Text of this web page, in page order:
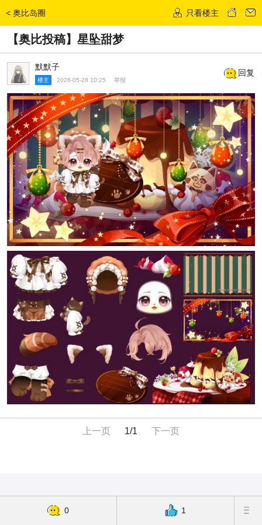
发话题
【奥比投稿】星坠甜梦
默默子
楼主 2026-05-28 10:25 举报
回复
上一页 1/1 下一页
< 奥比岛圈 只看楼主
0 1